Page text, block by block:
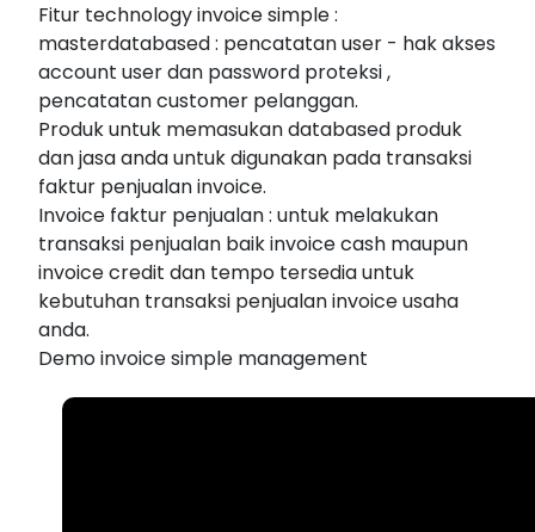
Fitur technology invoice simple :
masterdatabased : pencatatan user - hak akses
account user dan password proteksi ,
pencatatan customer pelanggan.
Produk untuk memasukan databased produk
dan jasa anda untuk digunakan pada transaksi
faktur penjualan invoice.
Invoice faktur penjualan : untuk melakukan
transaksi penjualan baik invoice cash maupun
invoice credit dan tempo tersedia untuk
kebutuhan transaksi penjualan invoice usaha
anda.
Demo invoice simple management